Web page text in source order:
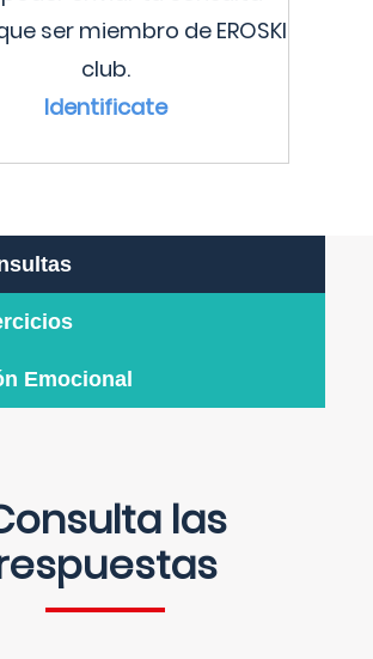
ser miembro de EROSKI
club.
Identificate
Emocional
las